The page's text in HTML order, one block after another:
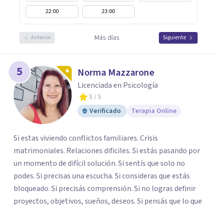
22:00
23:00
Anterior Más días Siguiente
5 Norma Mazzarone
Licenciada en Psicología
5 / 5
Verificado
Terapia Online
Si estas viviendo conflictos familiares. Crisis
matrimoniales. Relaciones dificiles. Si estás pasando por
un momento de difícil solución. Si sentís que solo no
podes. Si precisas una escucha. Si consideras que estás
bloqueado. Si precisás comprensión. Si no logras definir
proyectos, objetivos, sueños, deseos. Si pensás que lo que